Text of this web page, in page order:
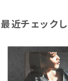
最近チェック